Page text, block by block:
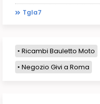
Tgla7
Ricambi Bauletto Moto
Negozio Givi a Roma